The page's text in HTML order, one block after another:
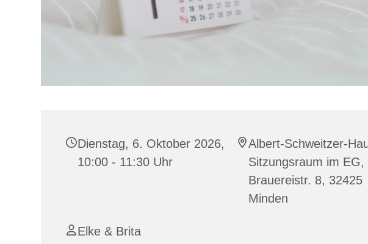
Dienstag, 6. Oktober 2026,
10:00 - 11:30 Uhr
Albert-Schweitzer-
Sitzungsraum im EG,
Brauereistr. 8, 32425
Minden
Elke & Brita